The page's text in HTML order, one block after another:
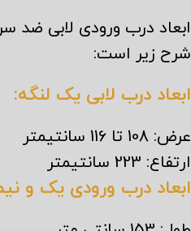
ابعاد درب ورودی لابی ضد
شرح زیر است:
ابعاد درب لابی یک لنگه:
عرض: 108 تا 116 سانتیمتر
ارتفاع: 223 سانتیمتر
ابعاد درب ورودی یک و